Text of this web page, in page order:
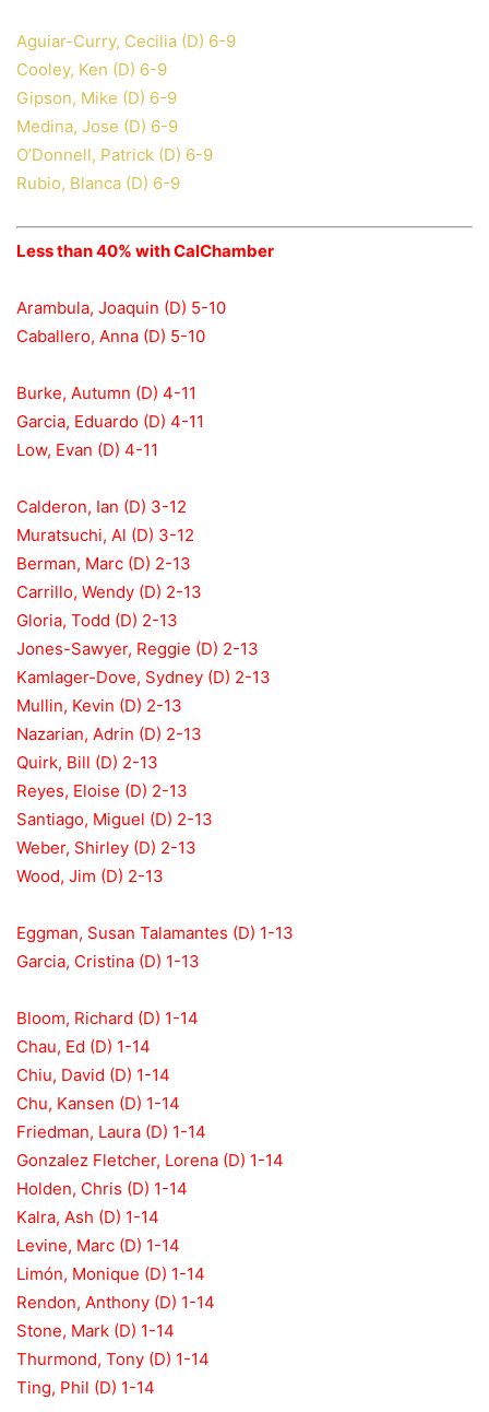
Aguiar-Curry, Cecilia (D) 6-9
Cooley, Ken (D) 6-9
Gipson, Mike (D) 6-9
Medina, Jose (D) 6-9
O’Donnell, Patrick (D) 6-9
Rubio, Blanca (D) 6-9
Less than 40% with CalChamber
Arambula, Joaquin (D) 5-10
Caballero, Anna (D) 5-10
Burke, Autumn (D) 4-11
Garcia, Eduardo (D) 4-11
Low, Evan (D) 4-11
Calderon, Ian (D) 3-12
Muratsuchi, Al (D) 3-12
Berman, Marc (D) 2-13
Carrillo, Wendy (D) 2-13
Gloria, Todd (D) 2-13
Jones-Sawyer, Reggie (D) 2-13
Kamlager-Dove, Sydney (D) 2-13
Mullin, Kevin (D) 2-13
Nazarian, Adrin (D) 2-13
Quirk, Bill (D) 2-13
Reyes, Eloise (D) 2-13
Santiago, Miguel (D) 2-13
Weber, Shirley (D) 2-13
Wood, Jim (D) 2-13
Eggman, Susan Talamantes (D) 1-13
Garcia, Cristina (D) 1-13
Bloom, Richard (D) 1-14
Chau, Ed (D) 1-14
Chiu, David (D) 1-14
Chu, Kansen (D) 1-14
Friedman, Laura (D) 1-14
Gonzalez Fletcher, Lorena (D) 1-14
Holden, Chris (D) 1-14
Kalra, Ash (D) 1-14
Levine, Marc (D) 1-14
Limón, Monique (D) 1-14
Rendon, Anthony (D) 1-14
Stone, Mark (D) 1-14
Thurmond, Tony (D) 1-14
Ting, Phil (D) 1-14